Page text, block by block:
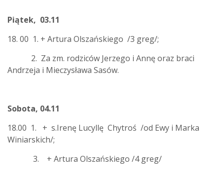
Piątek, 03.11
18. 00 1. + Artura Olszańskiego /3 greg/;
2. Za zm. rodziców Jerzego i Annę oraz braci
Andrzeja i Mieczysława Sasów.
Sobota, 04.11
18.00 1. + s.Irenę Lucyllę Chytroś /od Ewy i Marka
Winiarskich/;
3. + Artura Olszańskiego /4 greg/